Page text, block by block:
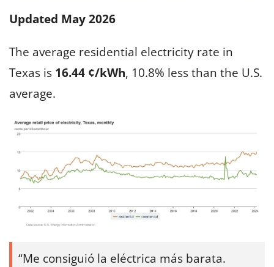
Updated May 2026
The average residential electricity rate in
Texas is 16.44 ¢/kWh, 10.8% less than the U.S.
average.
Me consiguió la eléctrica más barata.